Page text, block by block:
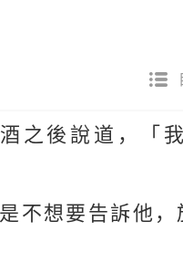
之後說道，「
不想要告訴他